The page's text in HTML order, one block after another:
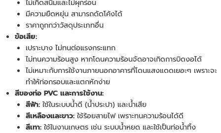
ไม่เกิดสนิมและไม่ผุกร่อน
มีความยืดหยุ่น สามารถดัดโค้งได้
ราคาถูกกว่าวัสดุประเภทอื่น
ข้อเสีย:
เปราะบาง ไม่ทนต่อแรงกระแทก
ไม่ทนความร้อนสูง หากโดนความร้อนจัดอาจเกิดการบิดงอได้
ไม่เหมาะกับการใช้งานภายนอกอาคารที่โดนแสงแดดเยอะๆ เพราะจะ
ทำให้ท่อกรอบและแตกหักง่าย
สีของท่อ PVC และการใช้งาน:
สีฟ้า:ใช้ในระบบน้ำดี (น้ำประปา) และน้ำเสีย
สีเหลืองและขาว:ใช้ร้อยสายไฟ เพราะทนความร้อนได้ดี
สีเทา:ใช้ในงานเกษตร เช่น ระบบน้ำหยด และใช้เป็นท่อน้ำทิ้ง